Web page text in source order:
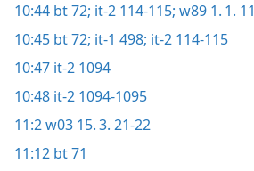
10:44 bt 72; it-2 114-115; w89 1. 1. 11
10:45 bt 72; it-1 498; it-2 114-115
10:47 it-2 1094
10:48 it-2 1094-1095
11:2w03 15. 3. 21-22
11:12 bt 71